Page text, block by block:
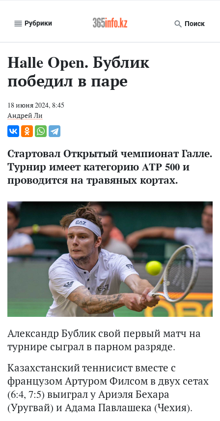
Рубрики Поиск
Halle Open. Бублик
победил в паре
18 июня 2024, 8:45
Андрей Ли
Стартовал Открытый чемпионат Галле.
Турнир имеет категорию ATP 500 и
проводится на травяных кортах.
Александр Бублик свой первый матч на
турнире сыграл в парном разряде.
Казахстанский теннисист вместе с
французом Артуром Филсом в двух сетах
(6:4, 7:5) выиграл у Ариэля Бехара
(Уругвай) и Адама Павлашека (Чехия).